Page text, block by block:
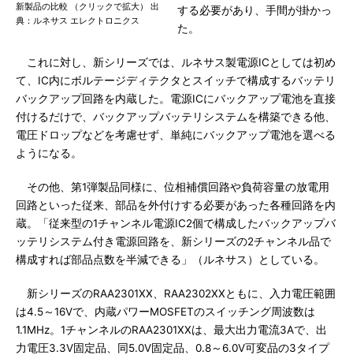
新製品の比較 （クリックで拡大） 出
典：ルネサス エレクトロニクス
する必要があり、手間が掛かっ
た。
これに対し、新シリーズでは、ルネサス製電源ICとしては初め
て、IC内にボルテージディテクタとスイッチで構成するバッテリ
バックアップ回路を内蔵した。電源ICにバックアップ電池を直接
付けるだけで、バックアップバッテリシステムを構築できる他、
電圧ドロップなどを考慮せず、単純にバックアップ電池を選べる
ようになる。
その他、第1弾製品同様に、位相補償回路や負荷容量の放電用
回路といった従来、部品を外付けする必要があった各種回路を内
蔵。「従来型の1チャンネル電源IC2個で構成したバックアップバ
ッテリシステム付き電源回路を、新シリーズの2チャンネル品で
構成すれば部品点数を半減できる」（ルネサス）としている。
新シリーズのRAA2301XX、RAA2302XXともに、入力電圧範囲
は4.5～16Vで、内蔵パワーMOSFETのスイッチング周波数は
1.1MHz。1チャンネルのRAA2301XXは、最大出力電流3Aで、出
力電圧3.3V固定品、同5.0V固定品、0.8～6.0V可変品の3タイプ